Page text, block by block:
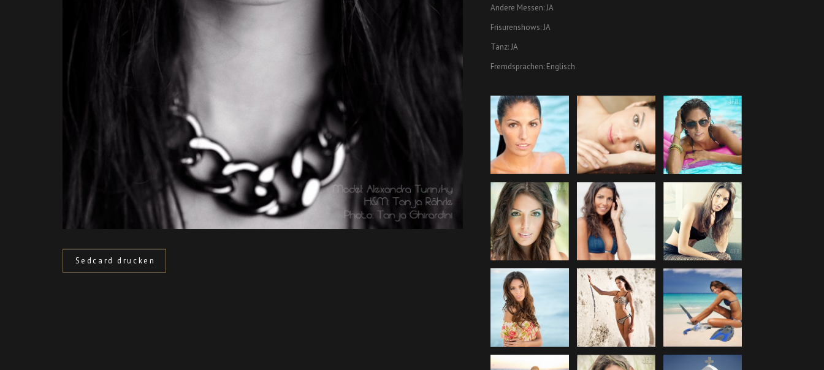
Sedcard drucken
Andere Messen: JA
Frisurenshows: JA
Tanz: JA
Fremdsprachen: Englisch